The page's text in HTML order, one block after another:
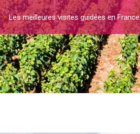
Les meilleures visites guidées en France